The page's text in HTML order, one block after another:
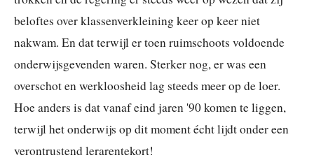
beloftes over klassenverkleining keer op keer niet
nakwam. En dat terwijl er toen ruimschoots voldoende
onderwijsgevenden waren. Sterker nog, er was een
overschot en werkloosheid lag steeds meer op de loer.
Hoe anders is dat vanaf eind jaren '90 komen te liggen,
terwijl het onderwijs op dit moment écht lijdt onder een
verontrustend lerarentekort!